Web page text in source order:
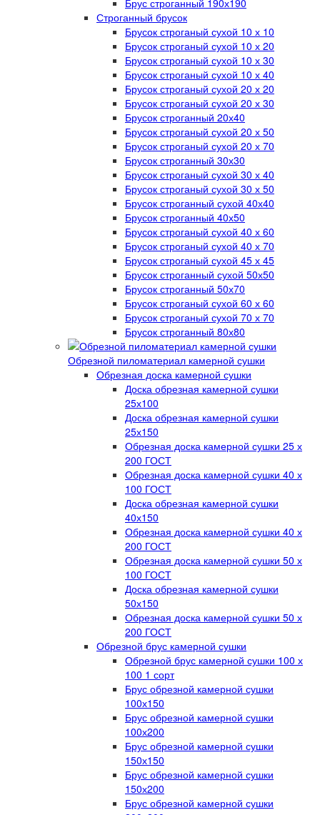
Брус строганный 190х190
Строганный брусок
Брусок строганый сухой 10 х 10
Брусок строганый сухой 10 х 20
Брусок строганый сухой 10 х 30
Брусок строганый сухой 10 х 40
Брусок строганый сухой 20 х 20
Брусок строганый сухой 20 х 30
Брусок строганный 20х40
Брусок строганый сухой 20 х 50
Брусок строганый сухой 20 х 70
Брусок строганный 30х30
Брусок строганый сухой 30 х 40
Брусок строганый сухой 30 х 50
Брусок строганный сухой 40х40
Брусок строганный 40х50
Брусок строганый сухой 40 х 60
Брусок строганый сухой 40 х 70
Брусок строганый сухой 45 х 45
Брусок строганный сухой 50х50
Брусок строганный 50х70
Брусок строганый сухой 60 х 60
Брусок строганый сухой 70 х 70
Брусок строганный 80х80
Обрезной пиломатериал камерной сушки
Обрезная доска камерной сушки
Доска обрезная камерной сушки
25х100
Доска обрезная камерной сушки
25х150
Обрезная доска камерной сушки 25 х
200 ГОСТ
Обрезная доска камерной сушки 40 х
100 ГОСТ
Доска обрезная камерной сушки
40х150
Обрезная доска камерной сушки 40 х
200 ГОСТ
Обрезная доска камерной сушки 50 х
100 ГОСТ
Доска обрезная камерной сушки
50х150
Обрезная доска камерной сушки 50 х
200 ГОСТ
Обрезной брус камерной сушки
Обрезной брус камерной сушки 100 х
100 1 сорт
Брус обрезной камерной сушки
100х150
Брус обрезной камерной сушки
100х200
Брус обрезной камерной сушки
150х150
Брус обрезной камерной сушки
150х200
Брус обрезной камерной сушки